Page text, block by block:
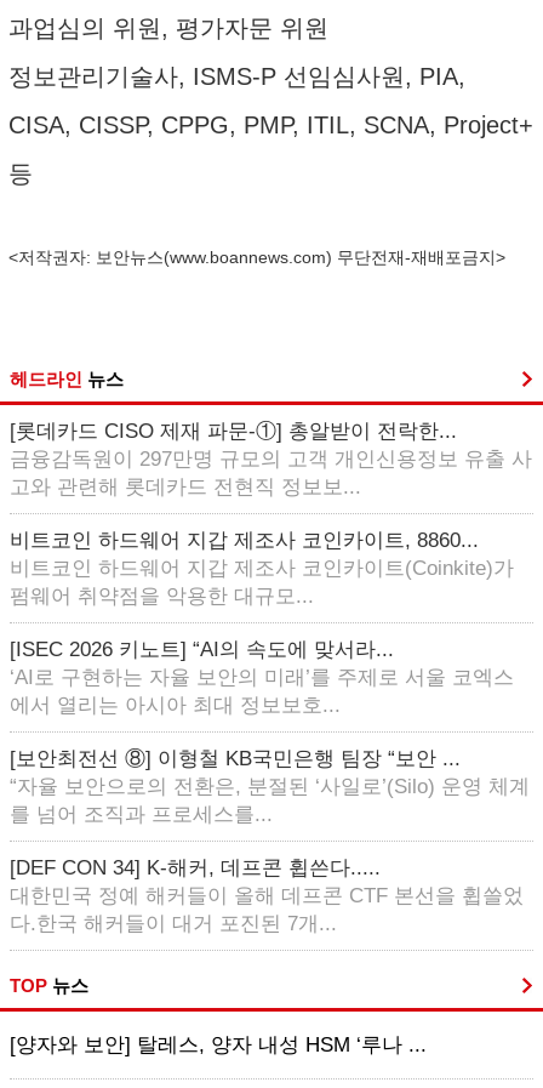
과업심의 위원, 평가자문 위원
정보관리기술사, ISMS-P 선임심사원, PIA,
CISA, CISSP, CPPG, PMP, ITIL, SCNA, Project+
등
<저작권자: 보안뉴스(www.boannews.com) 무단전재-재배포금지>
헤드라인 뉴스
[롯데카드 CISO 제재 파문-①] 총알받이 전락한...
금융감독원이 297만명 규모의 고객 개인신용정보 유출 사
고와 관련해 롯데카드 전현직 정보보...
비트코인 하드웨어 지갑 제조사 코인카이트, 8860...
비트코인 하드웨어 지갑 제조사 코인카이트(Coinkite)가
펌웨어 취약점을 악용한 대규모...
[ISEC 2026 키노트] “AI의 속도에 맞서라...
‘AI로 구현하는 자율 보안의 미래’를 주제로 서울 코엑스
에서 열리는 아시아 최대 정보보호...
[보안최전선 ⑧] 이형철 KB국민은행 팀장 “보안 ...
“자율 보안으로의 전환은, 분절된 ‘사일로’(Silo) 운영 체계
를 넘어 조직과 프로세스를...
[DEF CON 34] K-해커, 데프콘 휩쓴다.....
대한민국 정예 해커들이 올해 데프콘 CTF 본선을 휩쓸었
다.한국 해커들이 대거 포진된 7개...
TOP 뉴스
[양자와 보안] 탈레스, 양자 내성 HSM ‘루나 ...